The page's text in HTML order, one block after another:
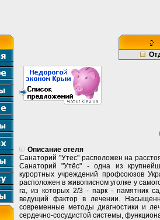
Описание отеля
Санаторий "Утес" расположен на
Санаторий "Утёс" - одна из
курортных учреждений профсоюзов
расположен в живописном уголке у
га, из которых 2/3 - парк - памятник
ведущий фактор в лечении.
современные методы диагностики и
сердечно-сосудистой системы,